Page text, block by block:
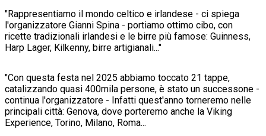
"Rappresentiamo il mondo celtico e irlandese - ci spiega
l'organizzatore Gianni Spina - portiamo ottimo cibo, con
ricette tradizionali irlandesi e le birre più famose: Guinness,
Harp Lager, Kilkenny, birre artigianali..."
"Con questa festa nel 2025 abbiamo toccato 21 tappe,
catalizzando quasi 400mila persone, è stato un successone -
continua l'organizzatore - Infatti quest'anno torneremo nelle
principali città: Genova, dove porteremo anche la Viking
Experience, Torino, Milano, Roma...